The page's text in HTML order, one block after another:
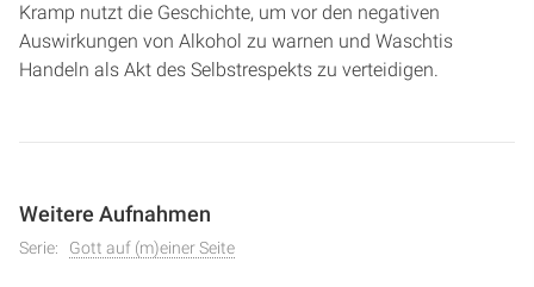
Kramp nutzt die Geschichte, um vor den negativen
Auswirkungen von Alkohol zu warnen und Waschtis
Handeln als Akt des Selbstrespekts zu verteidigen.
Weitere Aufnahmen
Serie: Gott auf (m)einer Seite